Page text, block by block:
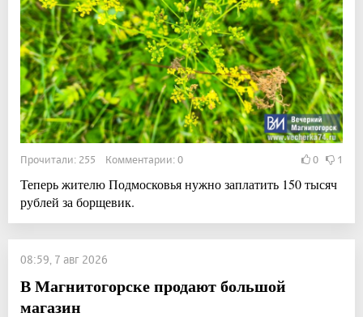
Прочитали: 255 Комментарии: 0 0 1
Теперь жителю Подмосковья нужно заплатить 150 тысяч
рублей за борщевик.
08:59, 7 авг 2026
В Магнитогорске продают большой
магазин